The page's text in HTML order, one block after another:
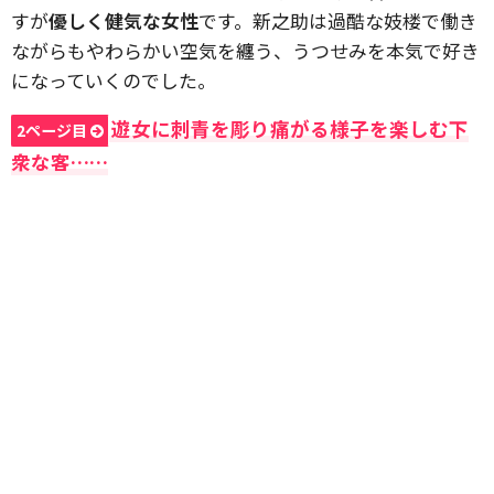
すが優しく健気な女性です。新之助は過酷な妓楼で働き
ながらもやわらかい空気を纏う、うつせみを本気で好き
になっていくのでした。
2ページ目
遊女に刺青を彫り痛がる様子を楽しむ下
衆な客……